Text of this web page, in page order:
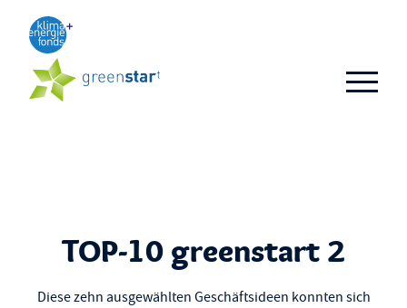
Alumni
FAQ
TOP-10 greenstart 2
Diese zehn ausgewählten Geschäftsideen konnten sich